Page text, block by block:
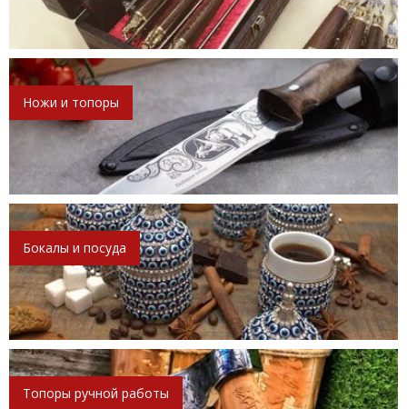
Ножи и топоры
Бокалы и посуда
Топоры ручной работы